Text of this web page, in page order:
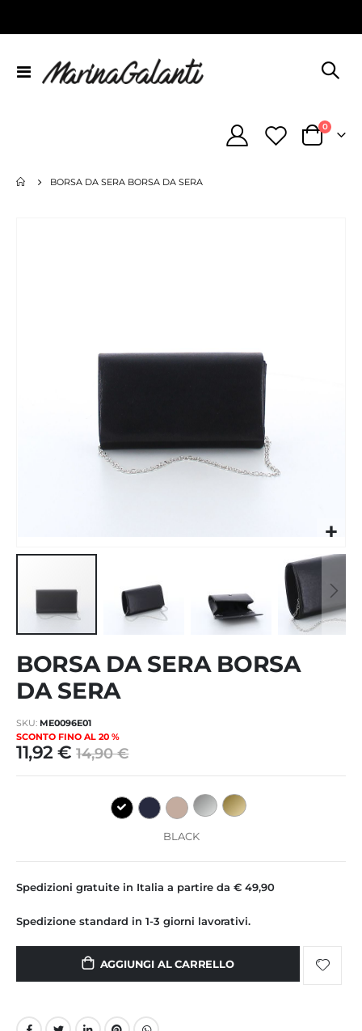
Toggle
Nav
Cart
0
BORSA DA SERA BORSA DA SERA
all'inizio
della
galleria
immagini
BORSA DA SERA BORSA
DA SERA
SCONTO FINO AL 20 %
SKU ME0096E01
11,92 € 14,90 €
BLACK
Spedizioni gratuite in Italia a partire da € 49,90
Spedizione standard in 1-3 giorni lavorativi.
AGGIUNGI AL CARRELLO